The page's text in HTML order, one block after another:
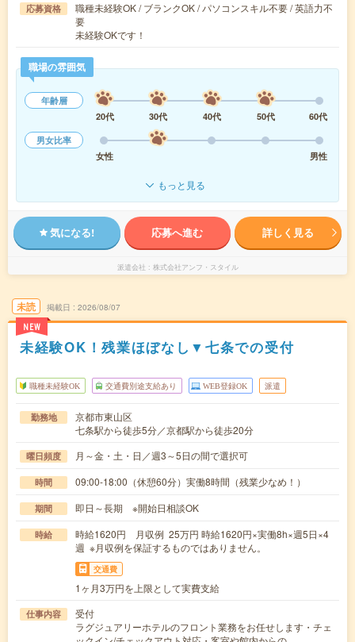
応募資格
職種未経験OK / ブランクOK / パソコンスキル不要 / 英語力不
要
未経験OKです！
職場の雰囲気
年齢層
20代
30代 40代 50代
60代
男女比率
女性
男性
もっと見る
気になる! 応募へ進む 詳しく見る
派遣会社 株式会社アンフ・スタイル
未読
NEW
掲載日 2026/08/07
未経験OK！残業ほぼなし▼七条での受付
職種未経験OK 交通費別途支給あり WEB登録OK 派遣
勤務地
京都市東山区
七条駅から徒歩5分／京都駅から徒歩20分
曜日頻度 月～金・土・日／週3～5日の間で選択可
時間 09:00-18:00（休憩60分）実働8時間（残業少なめ！）
期間 即日～長期 ※開始日相談OK
時給
時給1620円 月収例 25万円 時給1620円×実働8h×週5日×4
週 ※月収例を保証するものではありません。
交通費
1ヶ月3万円を上限として実費支給
仕事内容
受付
ラグジュアリーホテルのフロント業務をお任せします・チェ